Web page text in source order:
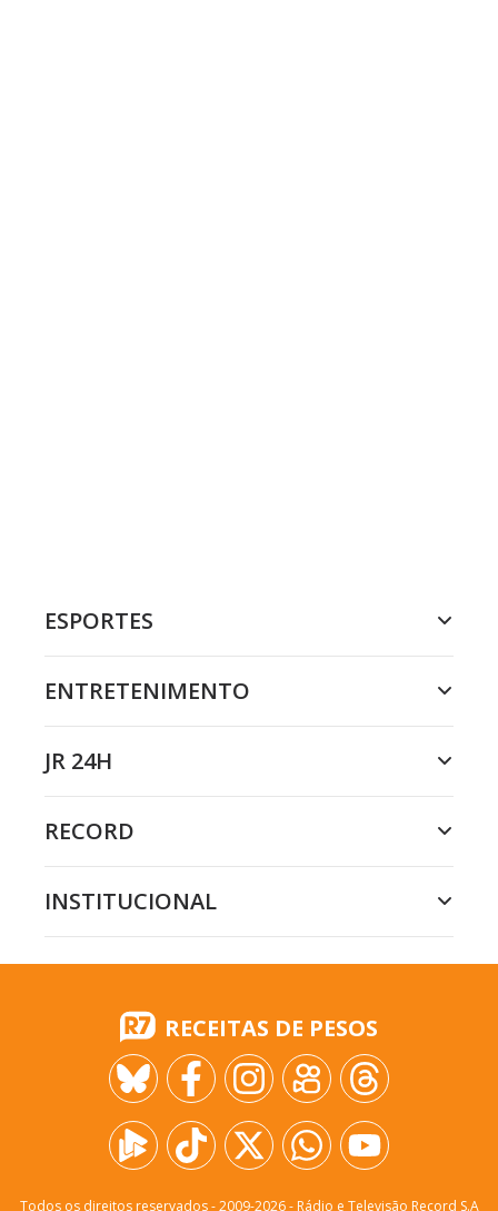
ESPORTES
ENTRETENIMENTO
JR 24H
RECORD
INSTITUCIONAL
RECEITAS DE PESOS
Todos os direitos reservados - 2009-2026- Rádio e Televisão Record S.A